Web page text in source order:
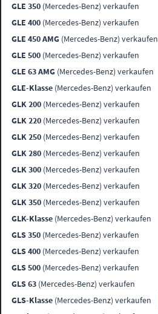
GLE 350 (Mercedes-Benz) verkaufen
GLE 400 (Mercedes-Benz) verkaufen
GLE 450 AMG (Mercedes-Benz) verkaufen
GLE 500 (Mercedes-Benz) verkaufen
GLE 63 AMG (Mercedes-Benz) verkaufen
GLE-Klasse (Mercedes-Benz) verkaufen
GLK 200 (Mercedes-Benz) verkaufen
GLK 220 (Mercedes-Benz) verkaufen
GLK 250 (Mercedes-Benz) verkaufen
GLK 280 (Mercedes-Benz) verkaufen
GLK 300 (Mercedes-Benz) verkaufen
GLK 320 (Mercedes-Benz) verkaufen
GLK 350 (Mercedes-Benz) verkaufen
GLK-Klasse (Mercedes-Benz) verkaufen
GLS 350 (Mercedes-Benz) verkaufen
GLS 400 (Mercedes-Benz) verkaufen
GLS 500 (Mercedes-Benz) verkaufen
GLS 63 (Mercedes-Benz) verkaufen
GLS-Klasse (Mercedes-Benz) verkaufen